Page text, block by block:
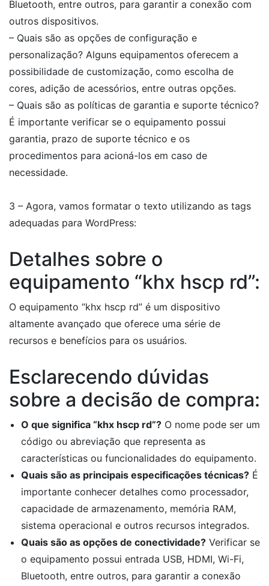
Bluetooth, entre outros, para garantir a conexão com
outros dispositivos.
– Quais são as opções de configuração e
personalização? Alguns equipamentos oferecem a
possibilidade de customização, como escolha de
cores, adição de acessórios, entre outras opções.
– Quais são as políticas de garantia e suporte técnico?
É importante verificar se o equipamento possui
garantia, prazo de suporte técnico e os
procedimentos para acioná-los em caso de
necessidade.
3 – Agora, vamos formatar o texto utilizando as tags
adequadas para WordPress:
Detalhes sobre o
equipamento “khx hscp rd”:
O equipamento “khx hscp rd” é um dispositivo
altamente avançado que oferece uma série de
recursos e benefícios para os usuários.
Esclarecendo dúvidas
sobre a decisão de compra:
O que significa “khx hscp rd”? O nome pode ser um
código ou abreviação que representa as
características ou funcionalidades do equipamento.
Quais são as principais especificações técnicas? É
importante conhecer detalhes como processador,
capacidade de armazenamento, memória RAM,
sistema operacional e outros recursos integrados.
Quais são as opções de conectividade? Verificar se
o equipamento possui entrada USB, HDMI, Wi-Fi,
Bluetooth, entre outros, para garantir a conexão